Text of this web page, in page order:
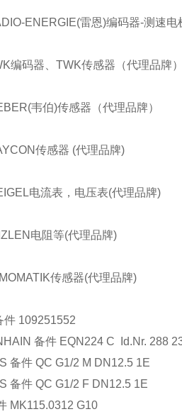
ENERGIE(雷恩)编码器-测速
编码器、TWK传感器（代理品牌）
韦伯)传感器（代理品牌）
传感器 (代理品牌)
电流表，电压表(代理品牌)
电阻等(代理品牌)
传感器(代理品牌)
件 109251552
备件 EQN224 C Id.Nr. 288
备件 QC G1/2 M DN12.5 1E
备件 QC G1/2 F DN12.5 1E
MK115.0312 G10